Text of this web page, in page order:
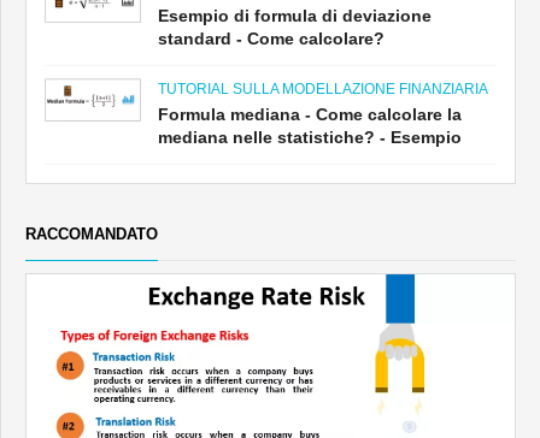
Esempio di formula di deviazione
standard - Come calcolare?
TUTORIAL SULLA MODELLAZIONE FINANZIARIA
Formula mediana - Come calcolare la
mediana nelle statistiche? - Esempio
RACCOMANDATO